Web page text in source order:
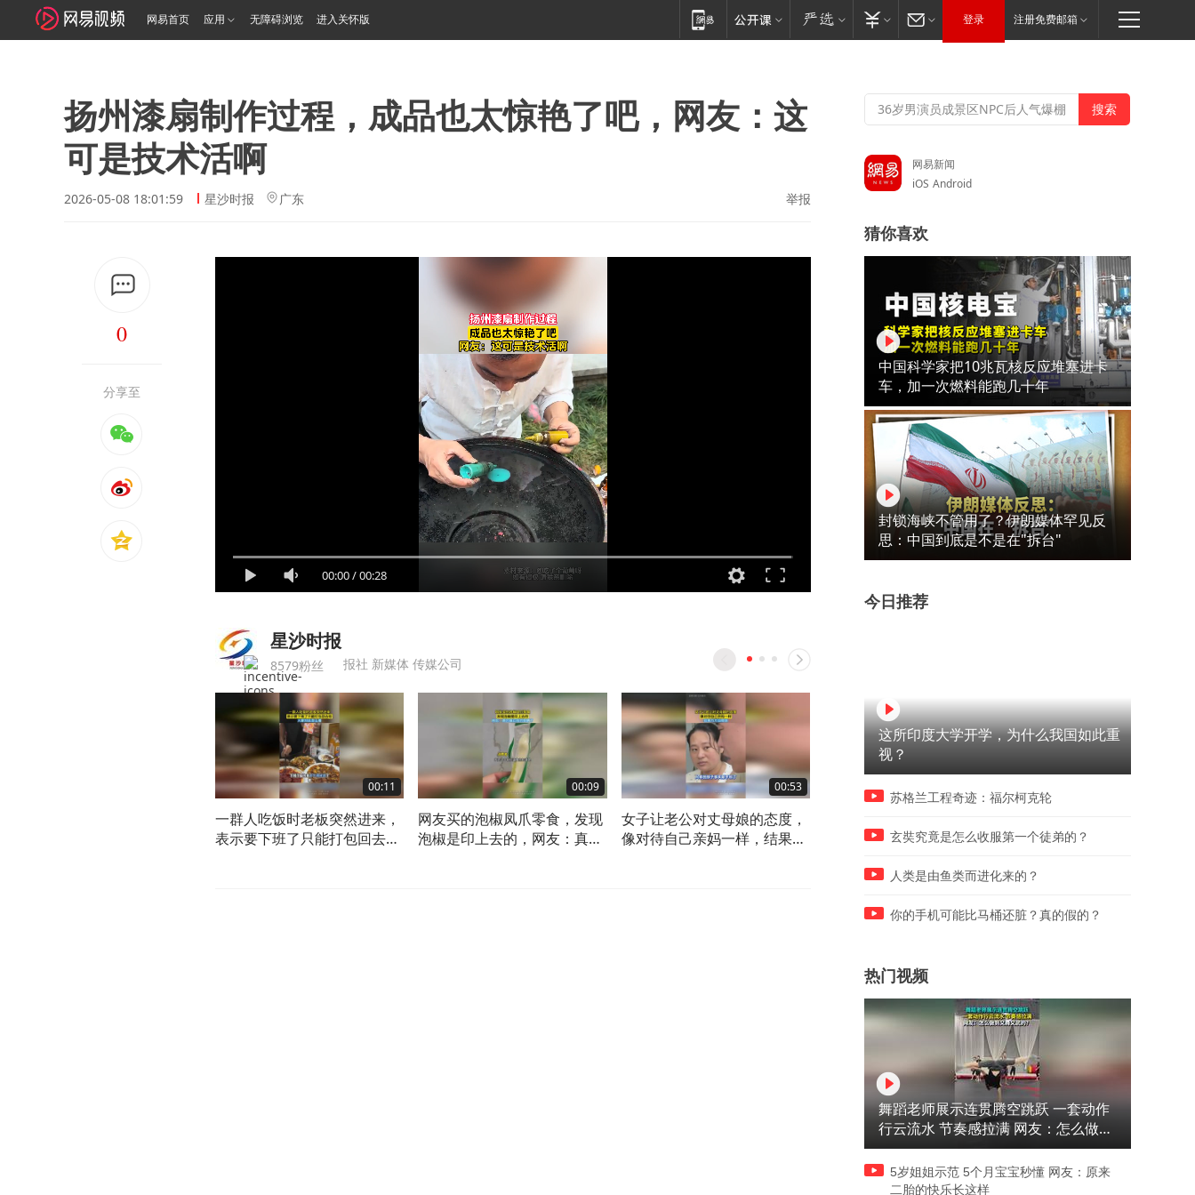
网易首页 应用 无障碍浏览 进入关怀版 登录 注册免费邮箱
扬州漆扇制作过程，成品也太惊艳了吧，网友：这
可是技术活啊
2026-05-08 18:01:59 星沙时报 广东 举报
0
分享至
00:00/00:28
星沙时报
8579粉丝 报社 新媒体 传媒公司
00:11
一群人吃饭时老板突然进来，
表示要下班了只能打包回去
00:09
网友买的泡椒凤爪零食，发现
泡椒是印上去的，网友：真的
00:53
女子让老公对丈母娘的态度，
像对待自己亲妈一样，结果万
敢乱动，网友：它好像是要跟
他在车外默默看了5分钟，网
网易新闻
iOS Android
猜你喜欢
中国科学家把10兆瓦核反应堆塞进卡
车，加一次燃料能跑几十年
封锁海峡不管用了？伊朗媒体罕见反
思：中国到底是不是在"拆台"
今日推荐
这所印度大学开学，为什么我国如此重
视？
苏格兰工程奇迹：福尔柯克轮
玄奘究竟是怎么收服第一个徒弟的？
人类是由鱼类而进化来的？
你的手机可能比马桶还脏？真的假的？
热门视频
舞蹈老师展示连贯腾空跳跃 一套动作
行云流水 节奏感拉满 网友：怎么做到
又舞又武的？
5岁姐姐示范 5个月宝宝秒懂 网友：原来
二胎的快乐长这样